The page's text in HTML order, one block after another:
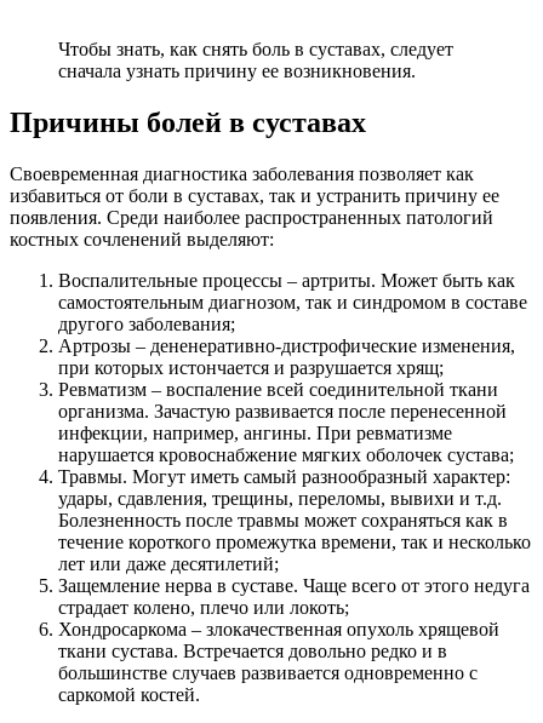
Чтобы знать, как снять боль в суставах, следует
сначала узнать причину ее возникновения.
Причины болей в суставах
Своевременная диагностика заболевания позволяет как
избавиться от боли в суставах, так и устранить причину ее
появления. Среди наиболее распространенных патологий
костных сочленений выделяют:
Воспалительные процессы – артриты. Может быть как
самостоятельным диагнозом, так и синдромом в составе
другого заболевания;
Артрозы – дененеративно-дистрофические изменения,
при которых истончается и разрушается хрящ;
Ревматизм – воспаление всей соединительной ткани
организма. Зачастую развивается после перенесенной
инфекции, например, ангины. При ревматизме
нарушается кровоснабжение мягких оболочек сустава;
Травмы. Могут иметь самый разнообразный характер:
удары, сдавления, трещины, переломы, вывихи и т.д.
Болезненность после травмы может сохраняться как в
течение короткого промежутка времени, так и несколько
лет или даже десятилетий;
Защемление нерва в суставе. Чаще всего от этого недуга
страдает колено, плечо или локоть;
Хондросаркома – злокачественная опухоль хрящевой
ткани сустава. Встречается довольно редко и в
большинстве случаев развивается одновременно с
саркомой костей.